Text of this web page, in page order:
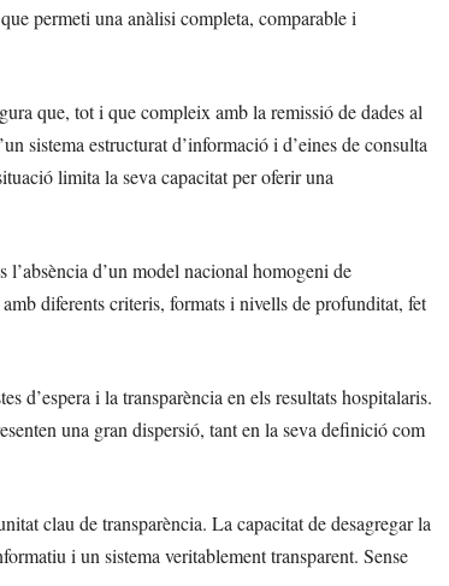
permeti una anàlisi completa, comparable i
que, tot i que compleix amb la remissió de dades al
sistema estructurat d’informació i d’eines de consulta
limita la seva capacitat per oferir una
d’un model nacional homogeni de
diferents criteris, formats i nivells de profunditat, fet
d’espera i la transparència en els resultats hospitalaris.
una gran dispersió, tant en la seva definició com
clau de transparència. La capacitat de desagregar la
i un sistema veritablement transparent. Sense